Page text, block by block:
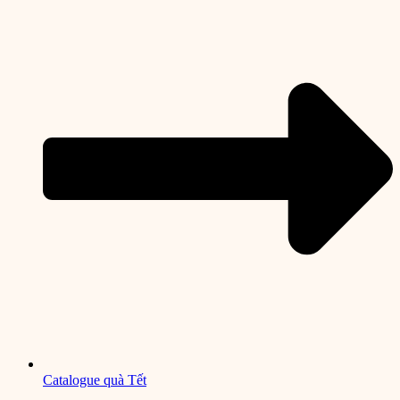
Catalogue quà Tết